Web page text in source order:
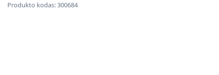
Produkto kodas:300684